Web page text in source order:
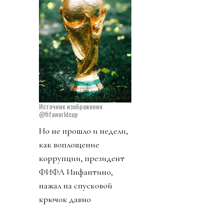
Источник изображения
@fifaworldcup
Но не прошло и недели,
как воплощение
коррупции, президент
ФИФА Инфантино,
нажал на спусковой
крючок давно